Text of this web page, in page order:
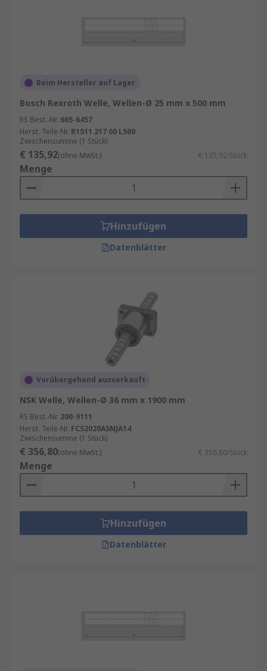
Beim Hersteller auf Lager
Bosch Rexroth Welle, Wellen-Ø 25 mm x 500 mm
RS Best.-Nr. 665-6457
Herst. Teile-Nr. R1511 217 00 L500
Zwischensumme (1 Stück)
€ 135,92(ohne MwSt.) € 135,92/Stück
Menge
Hinzufügen
Datenblätter
Vorübergehend ausverkauft
NSK Welle, Wellen-Ø 36 mm x 1900 mm
RS Best.-Nr. 200-9111
Herst. Teile-Nr. FCS2020ASNJA14
Zwischensumme (1 Stück)
€ 356,80(ohne MwSt.) € 356,80/Stück
Menge
Hinzufügen
Datenblätter